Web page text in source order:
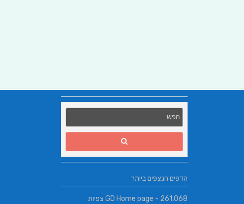
הדפים הנצפים ביותר
GD Home page - 261,068 צפיות